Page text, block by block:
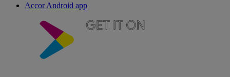
Accor Android app